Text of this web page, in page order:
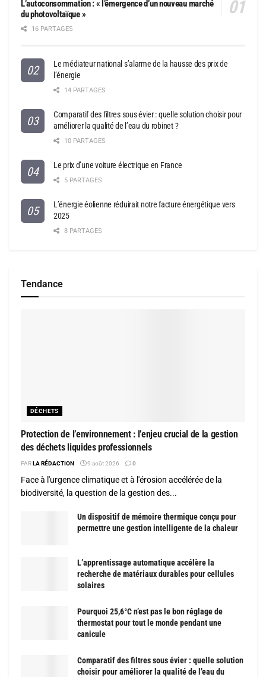
L’autoconsommation : « l’émergence d’un nouveau marché
du photovoltaïque »
16 PARTAGES
Le médiateur national s’alarme de la hausse des prix de
l’énergie
14 PARTAGES
Comparatif des filtres sous évier : quelle solution choisir pour
améliorer la qualité de l’eau du robinet ?
10 PARTAGES
Le prix d’une voiture électrique en France
5 PARTAGES
L’énergie éolienne réduirait notre facture énergétique vers
2025
8 PARTAGES
Tendance
DÉCHETS
Protection de l’environnement : l’enjeu crucial de la gestion
des déchets liquides professionnels
PARLA RÉDACTION 9 août 2026 0
Face à l'urgence climatique et à l'érosion accélérée de la
biodiversité, la question de la gestion des...
Un dispositif de mémoire thermique conçu pour
permettre une gestion intelligente de la chaleur
L’apprentissage automatique accélère la
recherche de matériaux durables pour cellules
solaires
Pourquoi 25,6°C n’est pas le bon réglage de
thermostat pour tout le monde pendant une
canicule
Comparatif des filtres sous évier : quelle solution
choisir pour améliorer la qualité de l’eau du